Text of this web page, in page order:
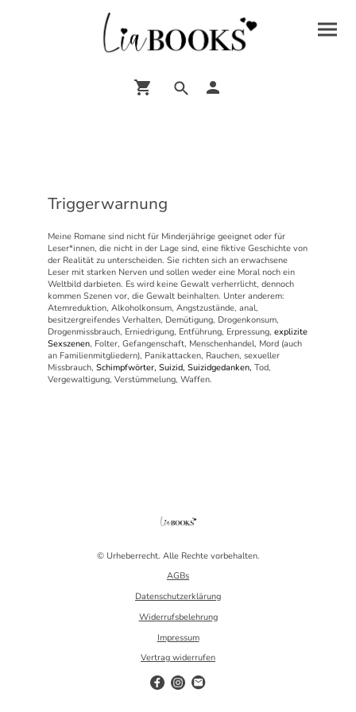
Triggerwarnung
Meine Romane sind nicht für Minderjährige geeignet oder für
Leser*innen, die nicht in der Lage sind, eine fiktive Geschichte von
der Realität zu unterscheiden. Sie richten sich an erwachsene
Leser mit starken Nerven und sollen weder eine Moral noch ein
Weltbild darbieten. Es wird keine Gewalt verherrlicht, dennoch
kommen Szenen vor, die Gewalt beinhalten. Unter anderem:
Atemreduktion, Alkoholkonsum, Angstzustände, anal,
besitzergreifendes Verhalten, Demütigung, Drogenkonsum,
Drogenmissbrauch, Erniedrigung, Entführung, Erpressung, explizite
Sexszenen, Folter, Gefangenschaft, Menschenhandel, Mord (auch
an Familienmitgliedern), Panikattacken, Rauchen, sexueller
Missbrauch, Schimpfwörter, Suizid, Suizidgedanken, Tod,
Vergewaltigung, Verstümmelung, Waffen.
© Urheberrecht. Alle Rechte vorbehalten.
AGBs
Datenschutzerklärung
Widerrufsbelehrung
Impressum
Vertrag widerrufen